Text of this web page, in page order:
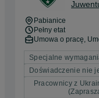
Pabianice
Pełny etat
Umowa o pracę,
Specjalne
Doświadczenie nie
Pracownicy z